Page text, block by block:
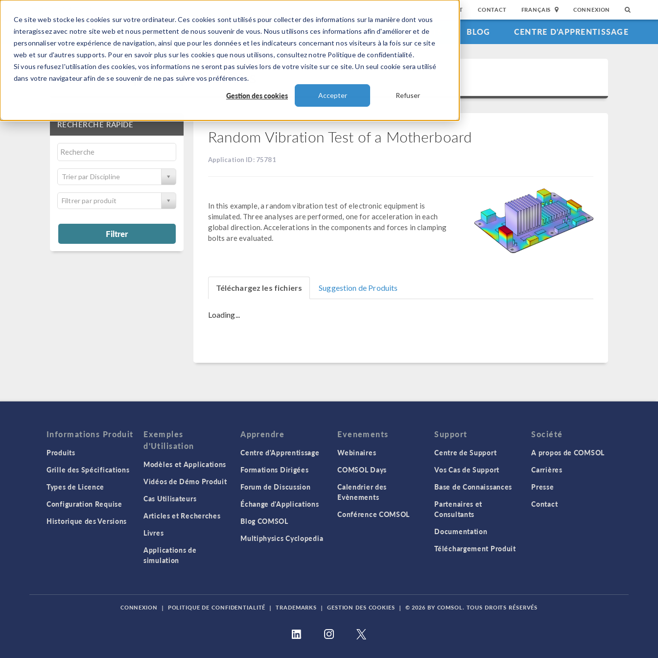
Ce site web stocke les cookies sur votre ordinateur. Ces cookies sont utilisés pour collecter des informations sur la manière dont vous
interagissez avec notre site web et nous permettent de nous souvenir de vous. Nous utilisons ces informations afin d'améliorer et de
personnaliser votre expérience de navigation, ainsi que pour les données et les indicateurs concernant nos visiteurs à la fois sur ce site
web et sur d'autres supports. Pour en savoir plus sur les cookies que nous utilisons, consultez notre Politique de confidentialité.
Si vous refusez l'utilisation des cookies, vos informations ne seront pas suivies lors de votre visite sur ce site. Un seul cookie sera utilisé
dans votre navigateur afin de se souvenir de ne pas suivre vos préférences.
Gestion des cookies Accepter Refuser
SUPPORT CONTACT FRANÇAIS CONNEXION
PRODUITS INDUSTRIES VIDEOS EVENEMENTS BLOG CENTRE D'APPRENTISSAGE
Bibliothèque d'Applications
RECHERCHE RAPIDE
Trier par Discipline
Filtrer par produit
Filtrer
Random Vibration Test of a Motherboard
Application ID: 75781
In this example, a random vibration test of electronic equipment is
simulated. Three analyses are performed, one for acceleration in each
global direction. Accelerations in the components and forces in clamping
bolts are evaluated.
Téléchargez les fichiers Suggestion de Produits
Loading...
Informations Produit
Produits
Grille des Spécifications
Types de Licence
Configuration Requise
Historique des Versions
Exemples
d'Utilisation
Modèles et Applications
Vidéos de Démo Produit
Cas Utilisateurs
Articles et Recherches
Livres
Applications de
simulation
Apprendre
Centre d'Apprentissage
Formations Dirigées
Forum de Discussion
Échange d'Applications
Blog COMSOL
Multiphysics Cyclopedia
Evenements
Webinaires
COMSOL Days
Calendrier des
Evènements
Conférence COMSOL
Support
Centre de Support
Vos Cas de Support
Base de Connaissances
Partenaires et
Consultants
Documentation
Téléchargement Produit
Société
A propos de COMSOL
Carrières
Presse
Contact
CONNEXION | POLITIQUE DE CONFIDENTIALITÉ | TRADEMARKS | GESTION DES COOKIES | © 2026 BY COMSOL. TOUS DROITS RÉSERVÉS